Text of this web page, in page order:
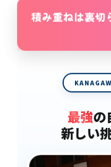
積み重ねは裏切
最強の
新しい